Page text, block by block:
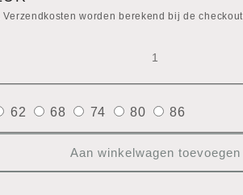
Verzendkosten worden berekend bij de checkout.
62 68 74 80 86
Aan winkelwagen toevoegen